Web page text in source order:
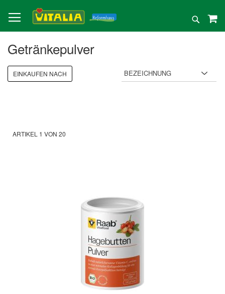
zum
Inhalt
Suche
Getränkepulver
ARTIKEL 1 VON 20
EINKAUFEN NACH